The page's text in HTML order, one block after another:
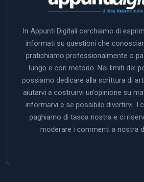
In Appunti Digitali cerchiamo di
informati su questioni che
pratichiamo professionalmente o
lungo e con metodo. Nei limiti del
possiamo dedicare alla scrittura di
aiutarvi a costruirvi un’opinione su
informarvi e se possibile divertirvi. I
paghiamo di tasca nostra e ci
moderare i commenti a nostra